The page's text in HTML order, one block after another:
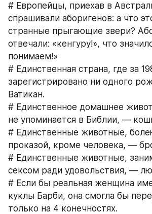
# Европейцы, приехав в
спрашивали аборигенов: а что
странные прыгающие звери?
отвечали: «кенгуру!», что
понимаем!»
# Единственная страна, где за
зарегистрировано ни одного
Ватикан.
# Единственное домашнее
не упоминается в Библии, —
# Единственные животные,
проказой, кроме человека, —
# Единственные животные,
сексом ради удовольствия, —
# Если бы реальная женщина
куклы Барби, она смогла бы
только на 4 конечностях.